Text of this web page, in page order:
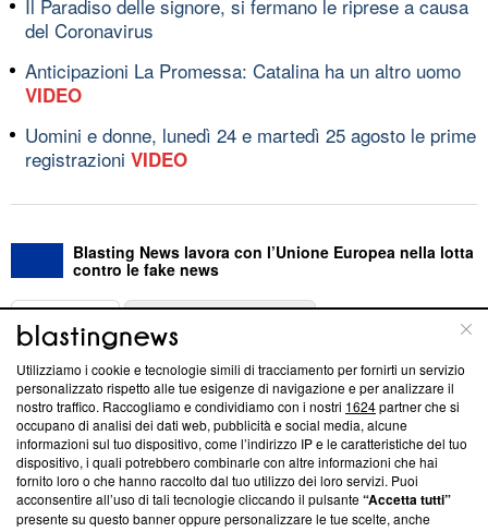
Il Paradiso delle signore, si fermano le riprese a causa
del Coronavirus
Anticipazioni La Promessa: Catalina ha un altro uomo
VIDEO
Uomini e donne, lunedì 24 e martedì 25 agosto le prime
registrazioni VIDEO
Blasting News lavora con l’Unione Europea nella lotta
contro le fake news
ABOUT
Questa sezione offre informazioni trasparenti su Blasting
News, sui nostri processi editoriali e su come ci impegniamo a
creare news di qualità. Inoltre, afferma la nostra aderenza a
‘Trust Project - News with Integrity’Blasting News non è
ancora membro del programma, ma ha richiesto di farne
parte; Trust Project non ha ancora effettuato una verifica di
conformità agli standard.
Utilizziamo i cookie e tecnologie simili di tracciamento per fornirti un servizio
personalizzato rispetto alle tue esigenze di navigazione e per analizzare il
nostro traffico. Raccogliamo e condividiamo con i nostri 1624partner che si
occupano di analisi dei dati web, pubblicità e social media, alcune
informazioni sul tuo dispositivo, come l’indirizzo IP e le caratteristiche del tuo
dispositivo, i quali potrebbero combinarle con altre informazioni che hai
fornito loro o che hanno raccolto dal tuo utilizzo dei loro servizi. Puoi
acconsentire all’uso di tali tecnologie cliccando il pulsante“Accetta tutti”
presente su questo banner oppure personalizzare le tue scelte, anche